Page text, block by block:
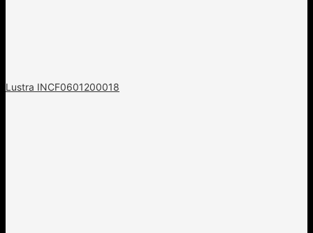
Lustra INCF0601200018